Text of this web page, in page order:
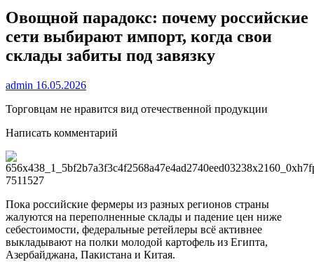
Овощной парадокс: почему российские
сети выбирают импорт, когда свои
склады забиты под завязку
admin 16.05.2026
Торговцам не нравится вид отечественной продукции
Написать комментарий
Пока российские фермеры из разных регионов страны
жалуются на переполненные склады и падение цен ниже
себестоимости, федеральные ретейлеры всё активнее
выкладывают на полки молодой картофель из Египта,
Азербайджана, Пакистана и Китая.